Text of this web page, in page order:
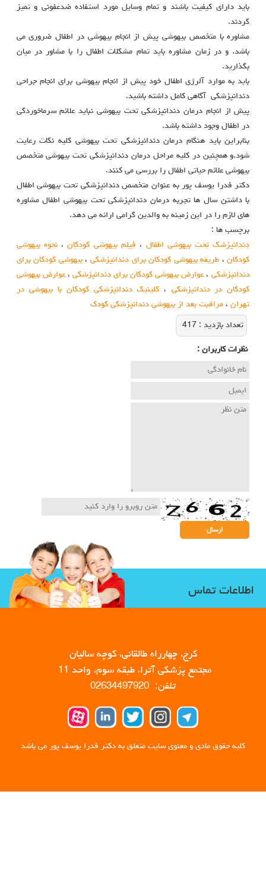
باید دارای کیفیت باشند و تمام وسایل مورد استفاده ضدعفونی و تمیز
گردند.
مشاوره با متخصص بیهوشی پیش از انجام بیهوشی در اطفال ضروری می
باشد. و در زمان مشاوره باید تمام مشکلات اطفال را با مشاور در میان
بگذارید.
باید به موارد آلرژی اطفال خود پیش از انجام بیهوشی برای انجام جراحی
دندانپزشکی آگاهی کامل داشته باشید.
پیش از انجام درمان دندانپزشکی تحت بیهوشی نباید علائم سرماخوردگی
در اطفال وجود داشته باشد.
بنابراین باید هنگام درمان دندانپزشکی تحت بیهوشی کلیه نکات رعایت
شود.و همچنین در کلیه مراحل درمان دندانپزشکی تحت بیهوشی متخصص
بیهوشی علائم حیاتی اطفال را بررسی می کنند.
دکتر فدرا یوسف پور به عنوان متخصص دندانپزشکی تحت بیهوشی اطفال
با داشتن سال ها تجربه درمان دندانپزشکی تحت بیهوشی اطفال مشاوره
های لازم را در این زمینه به والدین گرامی ارائه می دهد.
برچسب ها :
دندانپزشک تحت بیهوشی اطفال ، فیلم بیهوشی کودکان،نحوه بیهوشی
کودکان، طریقه بیهوشی کودکان برای دندانپزشکی ،بیهوشی کودکان برای
دندانپزشکی ، عوارض بیهوشی کودکان برای دندانپزشکی ،عوارض بیهوشی
کودکان در دندانپزشکی ، کلینیک دندانپزشکی کودکان با بیهوشی در
تهران، مراقبت بعد از بیهوشی دندانپزشکی کودک
تعداد بازديد : 417
نظرات كاربران :
اطلاعات تماس
کرج، چهارراه طالقانی، کوچه سالیان
مجتمع پزشکی آترا، طبقه سوم، واحد 11
تلفن: 02634497920
کلیه حقوق مادی و معنوی سایت متعلق به دکتر فدرا یوسف پور می باشد